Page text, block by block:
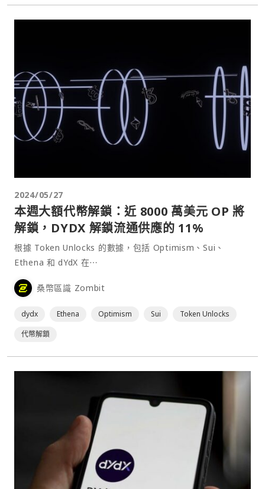
2024/05/27
本週大額代幣解鎖：近 8000 萬美元 OP 將
解鎖，DYDX 解鎖流通供應的 11%
根據 Token Unlocks 的數據，包括 Optimism、Sui、
Ethena 和 dYdX 在⋯
桑幣區識 Zombit
dydx Ethena Optimism Sui
Token Unlocks
代幣解鎖